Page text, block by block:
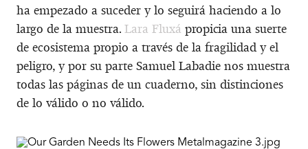
ha empezado a suceder y lo seguirá haciendo a lo
largo de la muestra. Lara Fluxá propicia una suerte
de ecosistema propio a través de la fragilidad y el
peligro, y por su parte Samuel Labadie nos muestra
todas las páginas de un cuaderno, sin distinciones
de lo válido o no válido.